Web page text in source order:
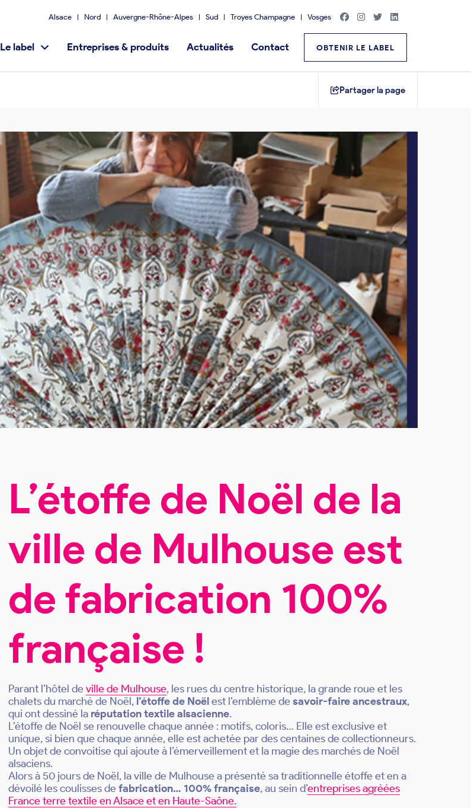
Alsace Nord Auvergne-Rhône-Alpes Sud Troyes Champagne Vosges
Le label Entreprises & produits Actualités Contact OBTENIR LE LABEL
Partager la page
L’étoffe de Noël de la
ville de Mulhouse est
de fabrication 100%
française !
Parant l’hôtel deville de Mulhouse, les rues du centre historique, la grande roue et les
chalets du marché de Noël, l’étoffe de Noëlest l’emblème desavoir-faire ancestraux,
qui ont dessiné la réputation textile alsacienne.
L’étoffe de Noël se renouvelle chaque année : motifs, coloris… Elle est exclusive et
unique, si bien que chaque année, elle est achetée par des centaines de collectionneurs.
Un objet de convoitise qui ajoute à l’émerveillement et la magie des marchés de Noël
alsaciens.
Alors à 50 jours de Noël, la ville de Mulhouse a présenté sa traditionnelle étoffe et en a
dévoilé les coulisses defabrication… 100% française, au sein d’entreprises agréées
France terre textile en Alsace et en Haute-Saône.